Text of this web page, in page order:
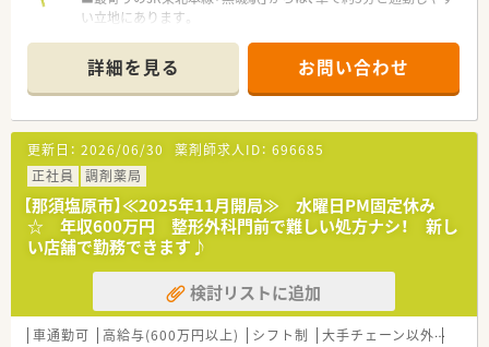
い立地にあります。
ており、1日の処方箋枚数は80～100枚程度です。
■薬剤師は常勤2名、医療事務は常勤4名が在籍し、互いに協力し
ながら業務を行っています。
【募集背景と求める人物像について】
■今回は今後の体制強化を目的とした増員募集であり、即戦力と
して活躍してくださる方を求めています。
■これまでのご経験よりも、意欲や向上心といったお人柄を重視
した採用を行っております。
■経験の浅い方でも50代前半まで相談可能で、新しい環境で挑
戦したい方を積極的に応援します。
【法人特徴について】
■埼玉・茨城・栃木・福島といった地域に根差した調剤薬局グルー
プを複数展開しています。
詳細を見る お問い合わせ
更新日： 2026/06/30 薬剤師求人ID： 696685
正社員
調剤薬局
【那須塩原市】≪2025年11月開局≫ 水曜日PM固定休み
☆ 年収600万円 整形外科門前で難しい処方ナシ！ 新し
い店舗で勤務できます♪
検討リストに追加
車通勤可 高給与(600万円以上) シフト制 大手チェーン以外